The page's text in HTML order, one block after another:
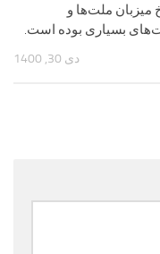
میزبان ملت‌ها و
بسیاری بوده است.
دی 30, 1400